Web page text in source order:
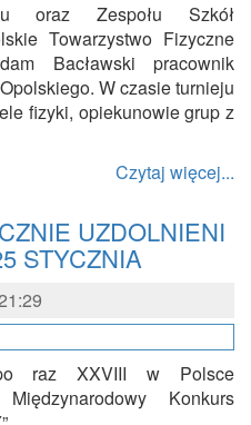
oraz Zespołu Szkół
Towarzystwo Fizyczne
Bacławski pracownik
W czasie turnieju
fizyki, opiekunowie grup z
Czytaj więcej...
UZDOLNIENI
STYCZNIA
raz XXVIII w Polsce
Konkurs